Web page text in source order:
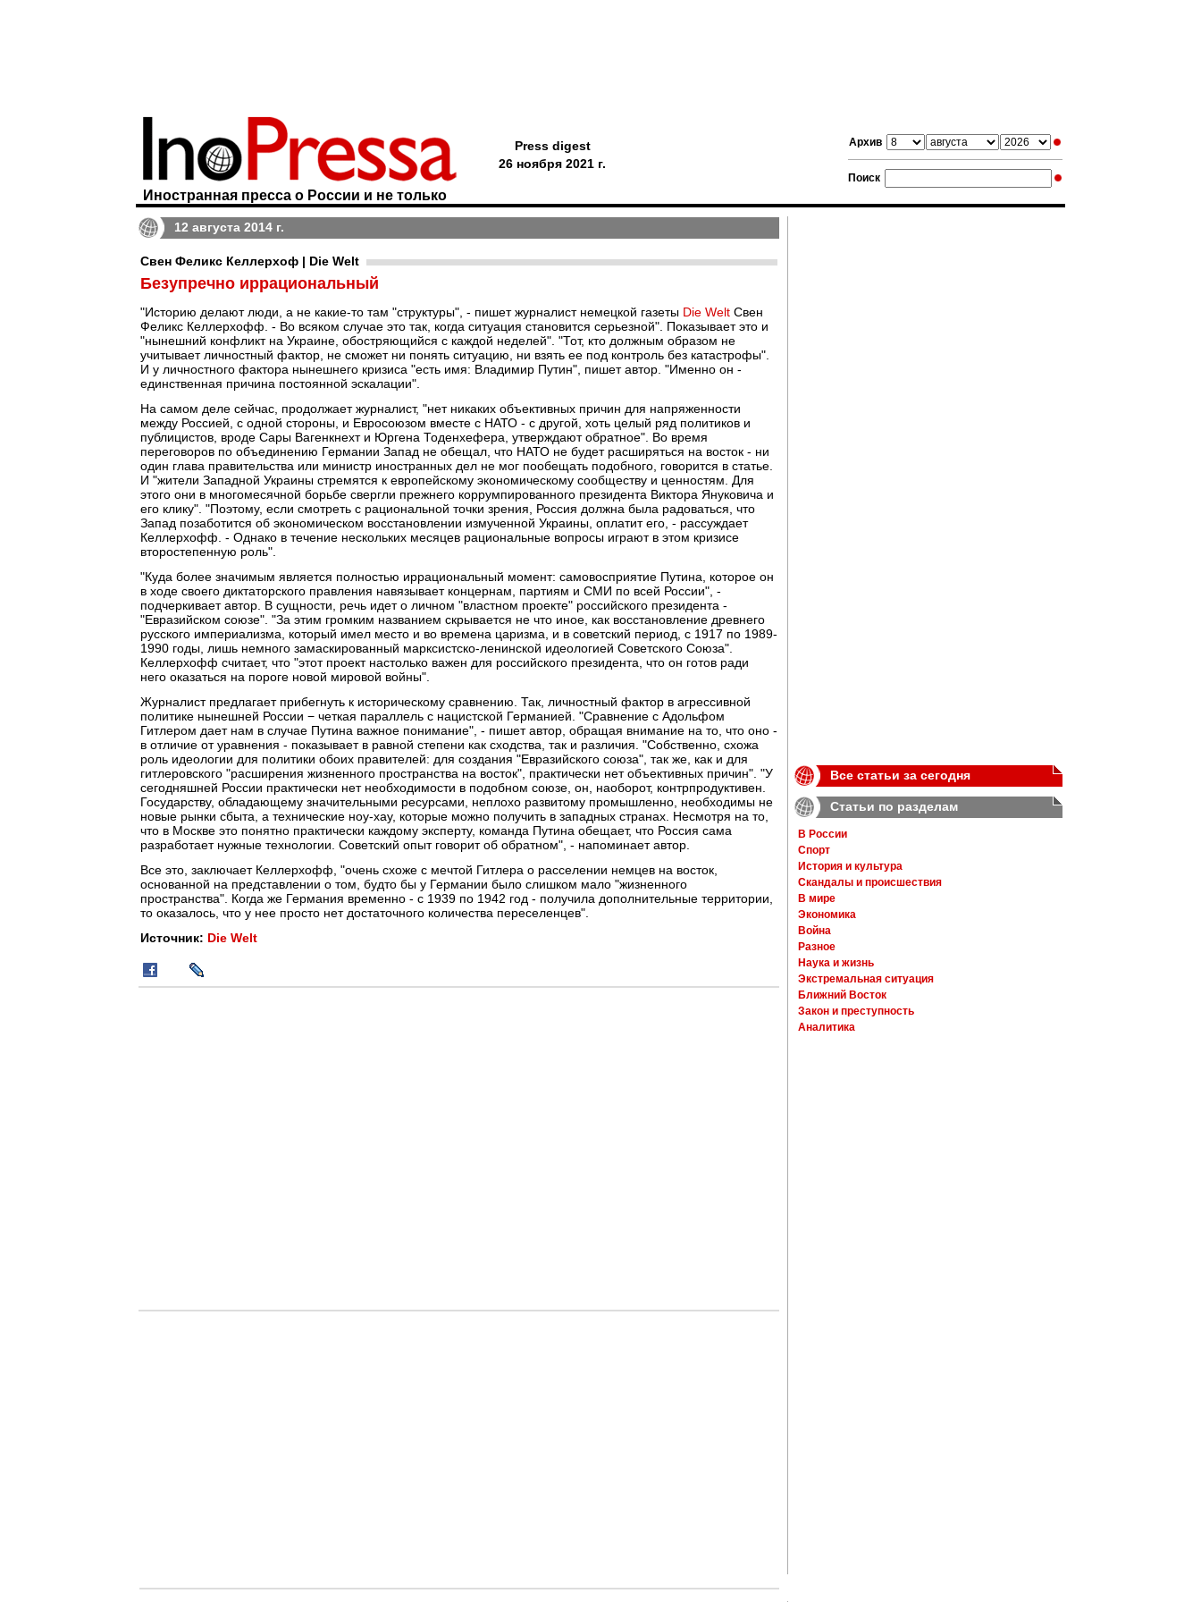
Архив
Поиск
Иностранная пресса о России и не только
Press digest
26 ноября 2021 г.
12 августа 2014 г.
Свен Феликс Келлерхоф | Die Welt
Безупречно иррациональный
"Историю делают люди, а не какие-то там "структуры", - пишет журналист немецкой газеты Die Welt Свен
Феликс Келлерхофф. - Во всяком случае это так, когда ситуация становится серьезной". Показывает это и
"нынешний конфликт на Украине, обостряющийся с каждой неделей". "Тот, кто должным образом не
учитывает личностный фактор, не сможет ни понять ситуацию, ни взять ее под контроль без катастрофы".
И у личностного фактора нынешнего кризиса "есть имя: Владимир Путин", пишет автор. "Именно он -
единственная причина постоянной эскалации".
На самом деле сейчас, продолжает журналист, "нет никаких объективных причин для напряженности
между Россией, с одной стороны, и Евросоюзом вместе с НАТО - с другой, хоть целый ряд политиков и
публицистов, вроде Сары Вагенкнехт и Юргена Тоденхефера, утверждают обратное". Во время
переговоров по объединению Германии Запад не обещал, что НАТО не будет расширяться на восток - ни
один глава правительства или министр иностранных дел не мог пообещать подобного, говорится в статье.
И "жители Западной Украины стремятся к европейскому экономическому сообществу и ценностям. Для
этого они в многомесячной борьбе свергли прежнего коррумпированного президента Виктора Януковича и
его клику". "Поэтому, если смотреть с рациональной точки зрения, Россия должна была радоваться, что
Запад позаботится об экономическом восстановлении измученной Украины, оплатит его, - рассуждает
Келлерхофф. - Однако в течение нескольких месяцев рациональные вопросы играют в этом кризисе
второстепенную роль".
"Куда более значимым является полностью иррациональный момент: самовосприятие Путина, которое он
в ходе своего диктаторского правления навязывает концернам, партиям и СМИ по всей России", -
подчеркивает автор. В сущности, речь идет о личном "властном проекте" российского президента -
"Евразийском союзе". "За этим громким названием скрывается не что иное, как восстановление древнего
русского империализма, который имел место и во времена царизма, и в советский период, с 1917 по 1989-
1990 годы, лишь немного замаскированный марксистско-ленинской идеологией Советского Союза".
Келлерхофф считает, что "этот проект настолько важен для российского президента, что он готов ради
него оказаться на пороге новой мировой войны".
Журналист предлагает прибегнуть к историческому сравнению. Так, личностный фактор в агрессивной
политике нынешней России − четкая параллель с нацистской Германией. "Сравнение с Адольфом
Гитлером дает нам в случае Путина важное понимание", - пишет автор, обращая внимание на то, что оно -
в отличие от уравнения - показывает в равной степени как сходства, так и различия. "Собственно, схожа
роль идеологии для политики обоих правителей: для создания "Евразийского союза", так же, как и для
гитлеровского "расширения жизненного пространства на восток", практически нет объективных причин". "У
сегодняшней России практически нет необходимости в подобном союзе, он, наоборот, контрпродуктивен.
Государству, обладающему значительными ресурсами, неплохо развитому промышленно, необходимы не
новые рынки сбыта, а технические ноу-хау, которые можно получить в западных странах. Несмотря на то,
что в Москве это понятно практически каждому эксперту, команда Путина обещает, что Россия сама
разработает нужные технологии. Советский опыт говорит об обратном", - напоминает автор.
Все это, заключает Келлерхофф, "очень схоже с мечтой Гитлера о расселении немцев на восток,
основанной на представлении о том, будто бы у Германии было слишком мало "жизненного
пространства". Когда же Германия временно - с 1939 по 1942 год - получила дополнительные территории,
то оказалось, что у нее просто нет достаточного количества переселенцев".
Источник: Die Welt
Все статьи за сегодня
Статьи по разделам
В России
Спорт
История и культура
Скандалы и происшествия
В мире
Экономика
Война
Разное
Наука и жизнь
Экстремальная ситуация
Ближний Восток
Закон и преступность
Аналитика